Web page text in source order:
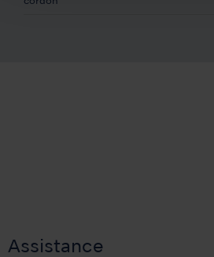
Assistance